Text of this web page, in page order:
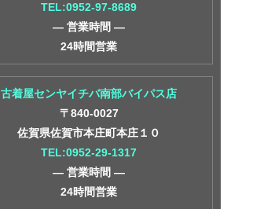
TEL:0952-97-8689
― 営業時間 ―
24時間営業
古着屋センヤイチバ南部バイパス店
〒840-0027
佐賀県佐賀市本庄町本庄１０
TEL:0952-29-1317
― 営業時間 ―
24時間営業